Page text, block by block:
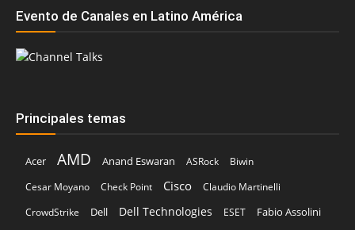
Evento de Canales en Latino América
Principales temas
Acer AMD Anand Eswaran ASRock
Biwin
Cesar Moyano
Check Point Cisco
Claudio Martinelli
CrowdStrike
Dell Dell Technologies ESET Fabio Assolini